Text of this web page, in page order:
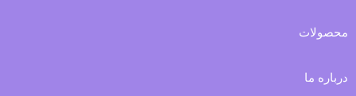
محصولات
درباره ما